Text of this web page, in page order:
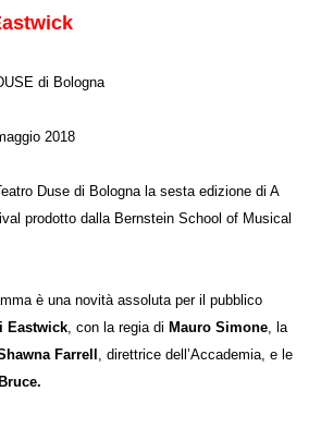
di Bologna
2018
Duse di Bologna la sesta edizione di A
prodotto dalla Bernstein School of Musical
è una novità assoluta per il pubblico
Eastwick, con la regia di Mauro Simone, la
Farrell , direttrice dell’Accademia, e le